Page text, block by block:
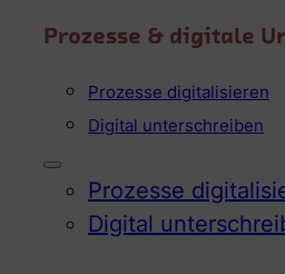
Prozesse & digitale
Prozesse digitalisieren
Digital unterschreiben
Prozesse
Digital